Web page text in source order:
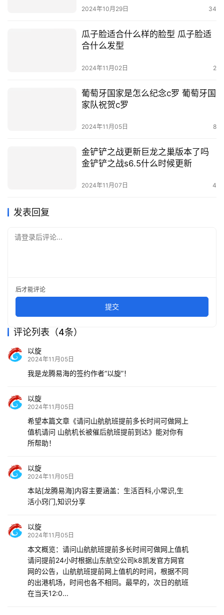
2024年10月29日 34
瓜子脸适合什么样的脸型 瓜子脸适
合什么发型
2024年11月02日 2
葡萄牙国家是怎么纪念c罗 葡萄牙国
家队祝贺c罗
2024年11月05日 8
金铲铲之战更新巨龙之巢版本了吗
金铲铲之战s6.5什么时候更新
2024年11月07日 4
发表回复
请登录后评论...
后才能评论
提交
评论列表（4条）
以旋
2024年11月05日
我是龙腾易海的签约作者“以旋”！
以旋
2024年11月05日
希望本篇文章《请问山航航班提前多长时间可做网上
值机请问 山航机长被催后航班提前到达》能对你有
所帮助！
以旋
2024年11月05日
本站[龙腾易海]内容主要涵盖：生活百科,小常识,生
活小窍门,知识分享
以旋
2024年11月05日
本文概览：请问山航航班提前多长时间可做网上值机
请问提前24小时根据山东航空公司k8凯发官方网官
网的公告，山航航班提前网上值机的时间，根据不同
的出港机场，时间也各不相同。最早的，次日的航班
在当天12:0...